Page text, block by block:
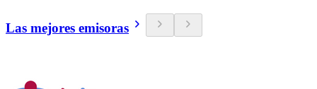
Las mejores emisoras